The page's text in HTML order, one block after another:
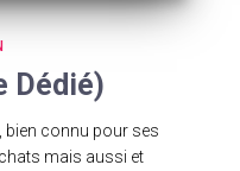
Dédié)
bien connu pour ses
mais aussi et